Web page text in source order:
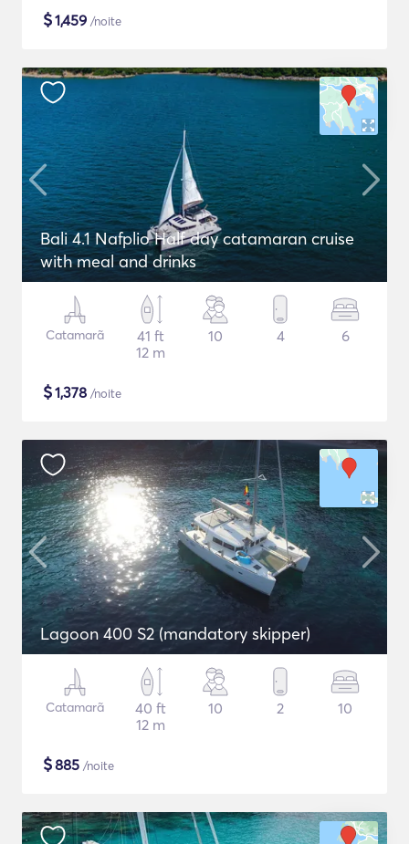
$1,459 /noite
Bali 4.1 Nafplio Half day catamaran cruise
with meal and drinks
Catamarã
41 ft
12 m
10 4 6
$1,378 /noite
Lagoon 400 S2 (mandatory skipper)
Catamarã
40 ft
12 m
10 2 10
$885 /noite